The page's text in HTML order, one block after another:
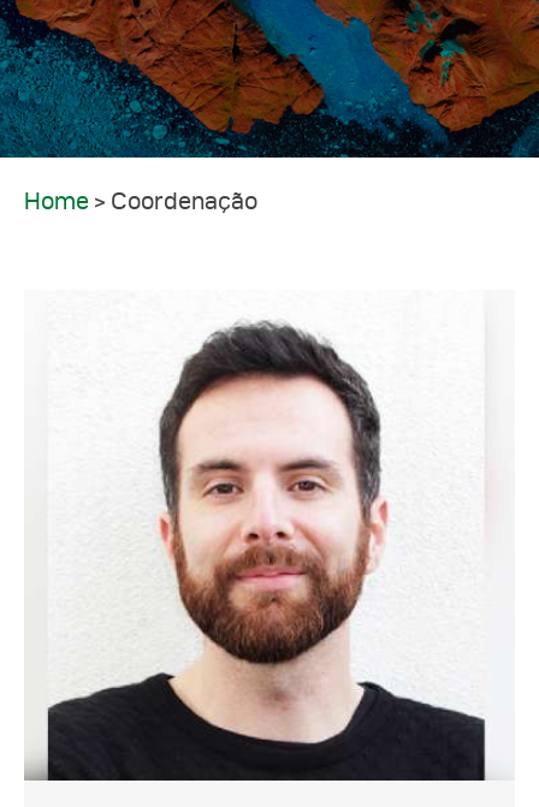
Home > Coordenação
Contactos